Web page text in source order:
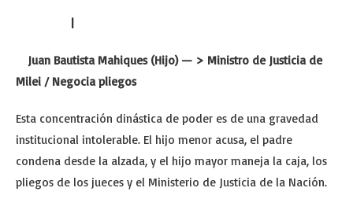
|
Juan Bautista Mahiques (Hijo) — > Ministro de Justicia de
Milei / Negocia pliegos
Esta concentración dinástica de poder es de una gravedad
institucional intolerable. El hijo menor acusa, el padre
condena desde la alzada, y el hijo mayor maneja la caja, los
pliegos de los jueces y el Ministerio de Justicia de la Nación.